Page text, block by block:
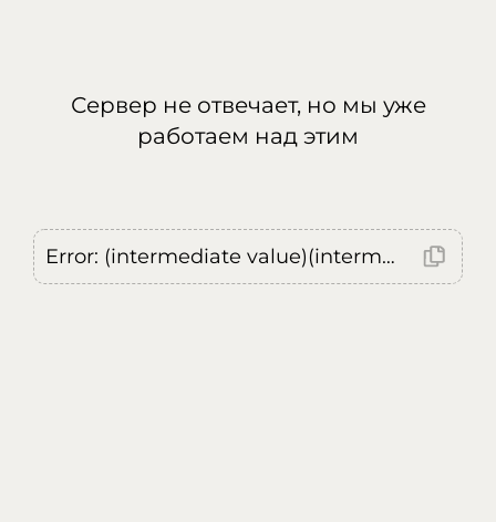
Сервер не отвечает, но мы уже
работаем над этим
Error: (intermediate value)(intermediate value)(intermediate value).replaceAll is not a function